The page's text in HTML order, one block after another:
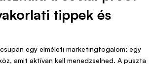
tippek és
egy elméleti marketingfogalom; egy
amit aktívan kell menedzselned. A puszta